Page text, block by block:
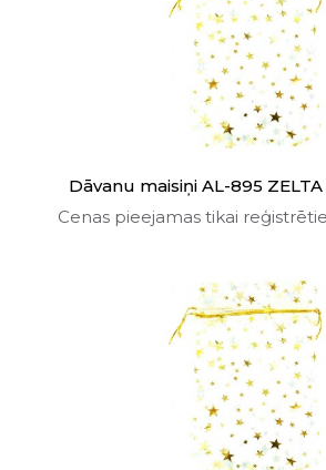
Dāvanu maisiņi AL-895 ZELTA
Cenas pieejamas tikai